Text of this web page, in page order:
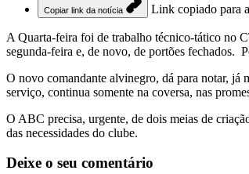
Copiar link da notícia Link copiado para
A Quarta-feira foi de trabalho técnico-tático no
segunda-feira e, de novo, de portões fechados.
O novo comandante alvinegro, dá para notar, já
serviço, continua somente na coversa, nas
O ABC precisa, urgente, de dois meias de
das necessidades do clube.
Deixe o seu comentário